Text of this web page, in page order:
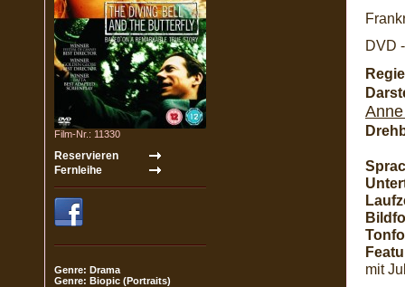
Film-Nr.: 11330
Genre: Drama
Genre: Biopic (Portraits)
DVD
mit